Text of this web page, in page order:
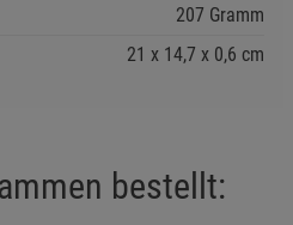
207 Gramm
21 14,7 0,6 cm
bestellt:
Gruppespeichern für die Gruppe